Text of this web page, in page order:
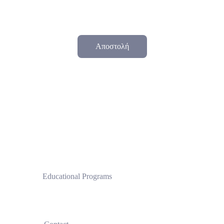
Αποστολή
Educational Programs